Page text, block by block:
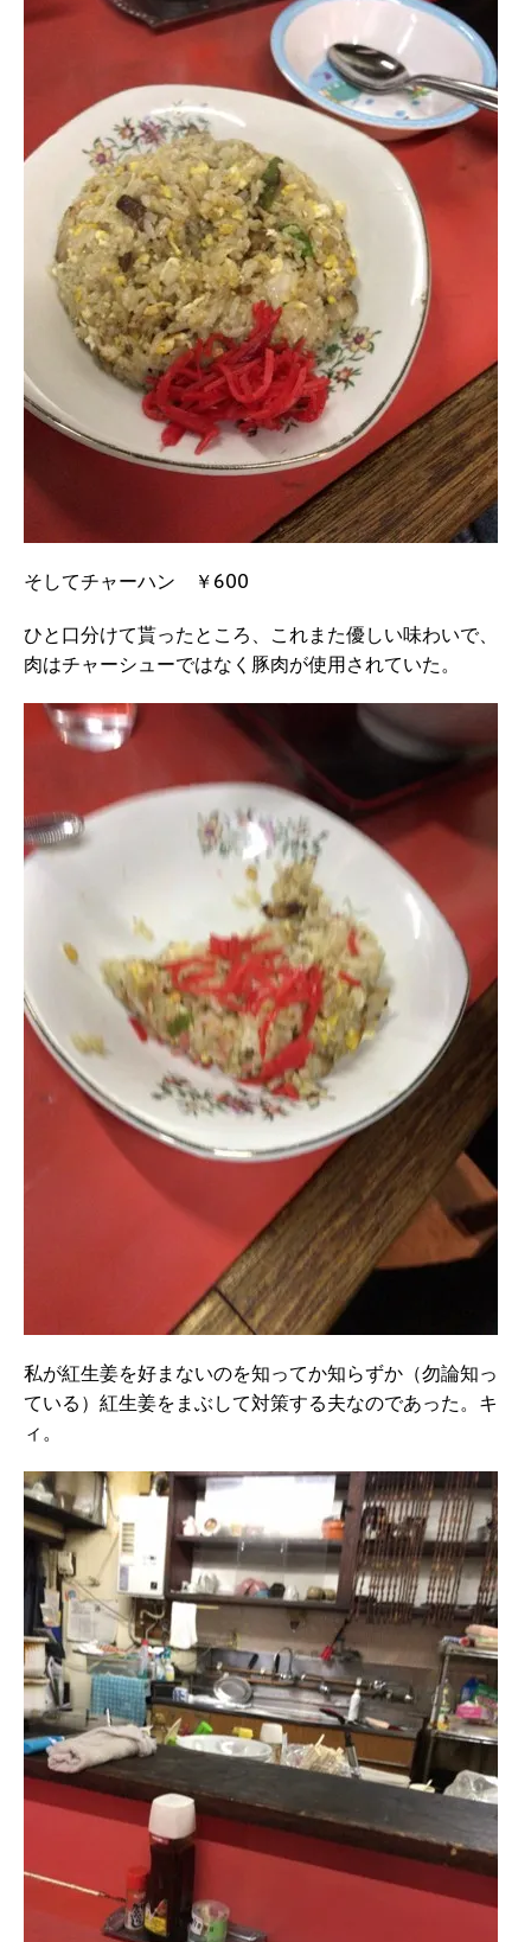
そしてチャーハン ￥600
ひと口分けて貰ったところ、これまた優しい味わいで、
肉はチャーシューではなく豚肉が使用されていた。
私が紅生姜を好まないのを知ってか知らずか（勿論知っ
ている）紅生姜をまぶして対策する夫なのであった。キ
ィ。